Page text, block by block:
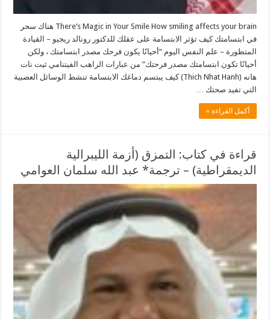
There’s Magic in Your Smile How smiling affects your brain هناك سحر
في ابتسامتك كيف تؤثر الابتسامة على عقلك للدكتور رونالد ريجيو – القيادة
المتطورة – علم النفس اليوم “أحيانًا يكون فرحك مصدر ابتسامتك ، ولكن
أحيانًا تكون ابتسامتك مصدر فرحتك” من عبارات الراهب الفيتنامي ثيت نات
هانه (Thich Nhat Hanh) كيف يبتسم دماغك الابتسامة تنشط الوسائل العصبية
التي تفيد صحتك …
أكمل القراءة »
قراءة في كتاب: التمزق (أزمة الليبرالية
الديمقراطية) – ترجمة* عبد الله سلمان العوامي